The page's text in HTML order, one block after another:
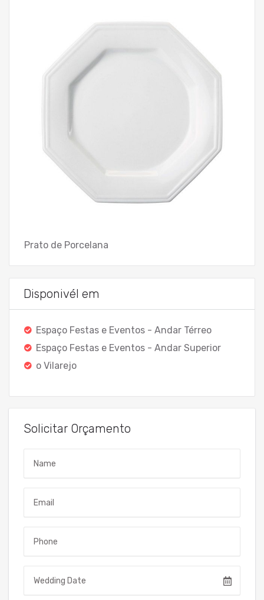
Prato de Porcelana
Disponivél em
Espaço Festas e Eventos - Andar Térreo
Espaço Festas e Eventos - Andar Superior
o Vilarejo
Solicitar Orçamento
Name
Email
Telefone
Data do Evento